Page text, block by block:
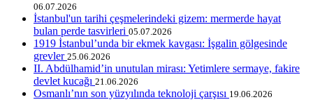
06.07.2026
İstanbul'un tarihi çeşmelerindeki gizem: mermerde hayat
bulan perde tasvirleri 05.07.2026
1919 İstanbul’unda bir ekmek kavgası: İşgalin gölgesinde
grevler 25.06.2026
II. Abdülhamid’in unutulan mirası: Yetimlere sermaye, fakire
devlet kucağı 21.06.2026
Osmanlı’nın son yüzyılında teknoloji çarşısı 19.06.2026